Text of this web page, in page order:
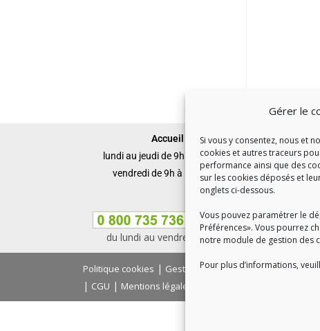
Gérer le
Si vous y consentez, nous et
cookies et autres traceurs
performance ainsi que des
sur les cookies déposés et
onglets ci-dessous.
Vous pouvez paramétrer le
Préférences». Vous pourrez
notre module de gestion des
Pour plus d’informations,
Accueil du public :
lundi au jeudi de 9h à 12h et de 14h à 17h
vendredi de 9h à 12h et de 14h à 16h
du lundi au vendredi, de 8h30 à 18h30
Politique cookies | Gestion des cookies|Politique de
| CGU | Mentions légales